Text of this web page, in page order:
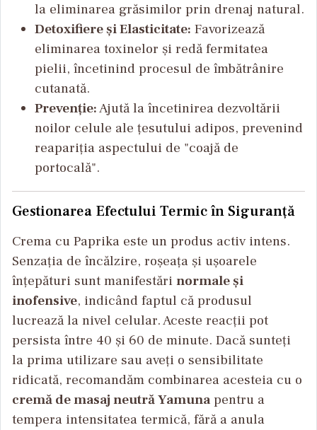
la eliminarea grăsimilor prin drenaj natural.
Detoxifiere și Elasticitate: Favorizează
eliminarea toxinelor și redă fermitatea
pielii, încetinind procesul de îmbătrânire
cutanată.
Prevenție:Ajută la încetinirea dezvoltării
noilor celule ale țesutului adipos, prevenind
reapariția aspectului de "coajă de
portocală".
Gestionarea Efectului Termic în Siguranță
Crema cu Paprika este un produs activ intens.
Senzația de încălzire, roșeața și ușoarele
înțepături sunt manifestări normale și
inofensive, indicând faptul că produsul
lucrează la nivel celular. Aceste reacții pot
persista între 40 și 60 de minute. Dacă sunteți
la prima utilizare sau aveți o sensibilitate
ridicată, recomandăm combinarea acesteia cu o
cremă de masaj neutră Yamunapentru a
tempera intensitatea termică, fără a anula